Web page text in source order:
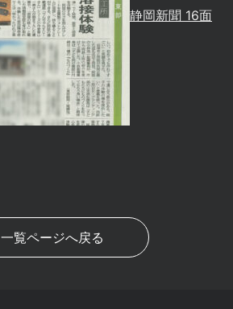
静岡新聞 16面
一覧ページへ戻る